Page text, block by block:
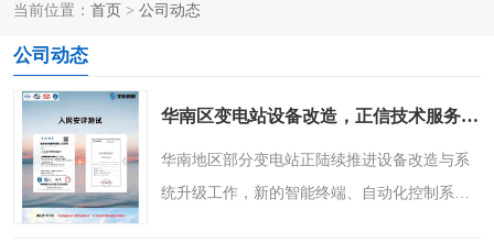
当前位置： 首页 > 公司动态
公司动态
华南区变电站设备改造，正信技术服务电力设备入网安评检测案例
华南地区部分变电站正陆续推进设备改造与系
统升级工作，新的智能终端、自动化控制系统
信息安全风险评估
信息工程项目验收